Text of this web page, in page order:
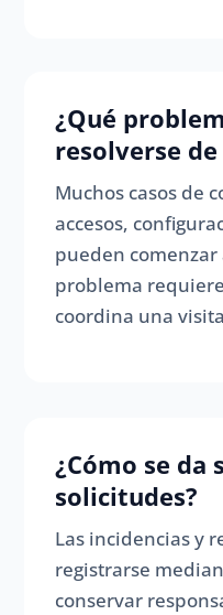
¿Qué
resolverse
Muchos casos de
accesos,
pueden
problema
coordina una
¿Cómo se da
solicitudes?
Las incidencias y
registrarse
conservar